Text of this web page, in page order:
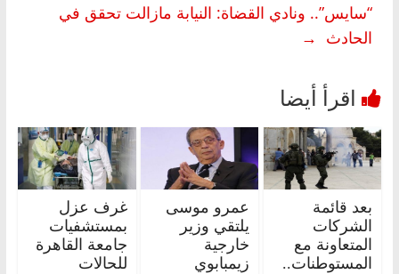
“سايس”.. ونادي القضاة: النيابة مازالت تحقق في
الحادث →
بعد قائمة
الشركات
المتعاونة مع
المستوطنات..
عمرو موسى
يلتقي وزير
خارجية
زيمبابوي
غرف عزل
بمستشفيات
جامعة القاهرة
للحالات